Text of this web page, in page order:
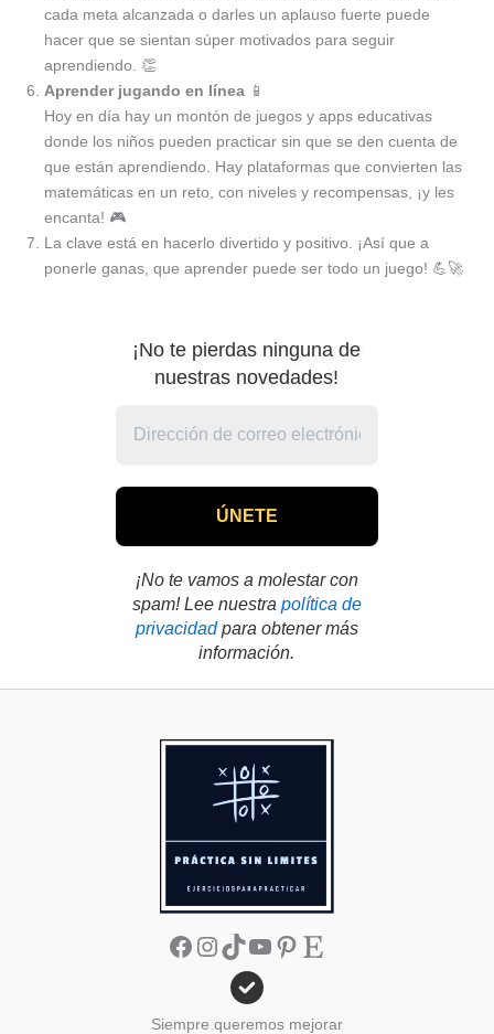
cada meta alcanzada o darles un aplauso fuerte puede
hacer que se sientan súper motivados para seguir
aprendiendo. 👏
Aprender jugando en línea 📱
Hoy en día hay un montón de juegos y apps educativas
donde los niños pueden practicar sin que se den cuenta de
que están aprendiendo. Hay plataformas que convierten las
matemáticas en un reto, con niveles y recompensas, ¡y les
encanta! 🎮
La clave está en hacerlo divertido y positivo. ¡Así que a
ponerle ganas, que aprender puede ser todo un juego! 💪🚀
¡No te pierdas ninguna de
nuestras novedades!
¡No te vamos a molestar con
spam! Lee nuestra política de
privacidadpara obtener más
información.
Facebook
Instagram
TikTok
YouTube
Pinterest
Etsy
Siempre queremos mejorar